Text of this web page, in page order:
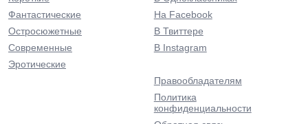
Фантастические
Остросюжетные
Современные
Эротические
На Facebook
В Твиттере
В Instagram
Правообладателям
Политика
конфиденциальности